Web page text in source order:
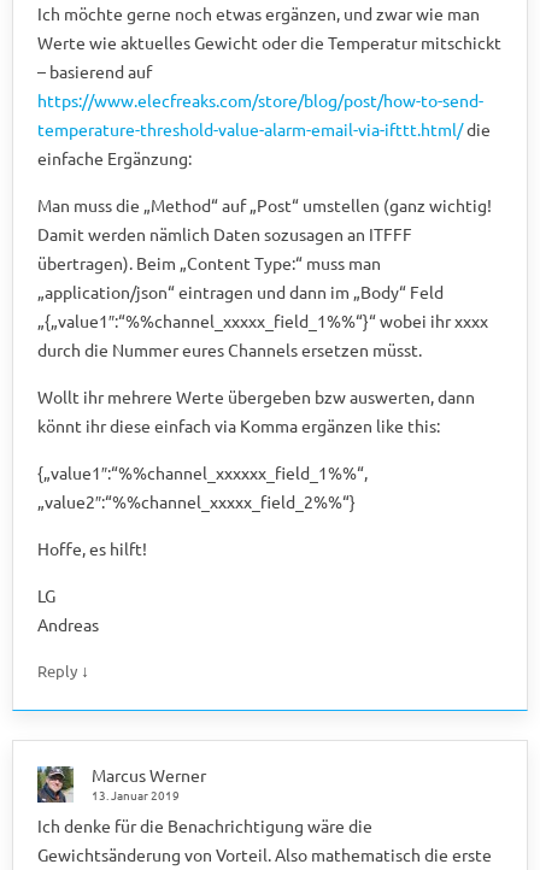
Ich möchte gerne noch etwas ergänzen, und zwar wie man
Werte wie aktuelles Gewicht oder die Temperatur mitschickt
– basierend auf
https://www.elecfreaks.com/store/blog/post/how-to-send-
temperature-threshold-value-alarm-email-via-ifttt.html/die
einfache Ergänzung:
Man muss die „Method“ auf „Post“ umstellen (ganz wichtig!
Damit werden nämlich Daten sozusagen an ITFFF
übertragen). Beim „Content Type:“ muss man
„application/json“ eintragen und dann im „Body“ Feld
„{„value1″:“%%channel_xxxxx_field_1%%“}“ wobei ihr xxxx
durch die Nummer eures Channels ersetzen müsst.
Wollt ihr mehrere Werte übergeben bzw auswerten, dann
könnt ihr diese einfach via Komma ergänzen like this:
{„value1″:“%%channel_xxxxxx_field_1%%“,
„value2″:“%%channel_xxxxx_field_2%%“}
Hoffe, es hilft!
LG
Andreas
Reply ↓
Marcus Werner
13. Januar 2019
Ich denke für die Benachrichtigung wäre die
Gewichtsänderung von Vorteil. Also mathematisch die erste